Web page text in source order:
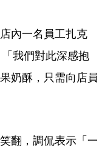
內一名員工扎克
我們對此深感抱
奶酥，只需向店員
翻，調侃表示「一